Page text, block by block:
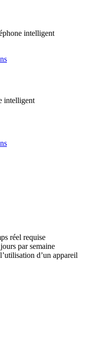
intelligent
intelligent
réel requise
par semaine
d’un appareil